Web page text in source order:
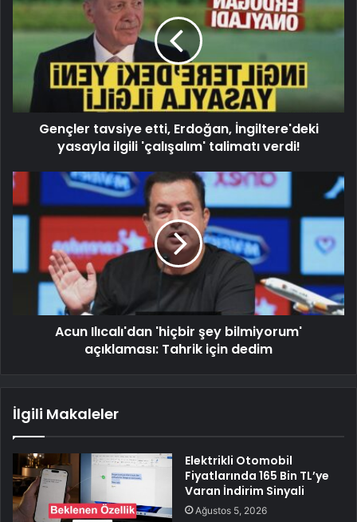
Gençler tavsiye etti, Erdoğan, İngiltere'deki
yasayla ilgili 'çalışalım' talimatı verdi!
Acun Ilıcalı'dan 'hiçbir şey bilmiyorum'
açıklaması: Tahrik için dedim
İlgili Makaleler
Elektrikli Otomobil
Fiyatlarında 165 Bin TL’ye
Varan İndirim Sinyali
Ağustos 5, 2026